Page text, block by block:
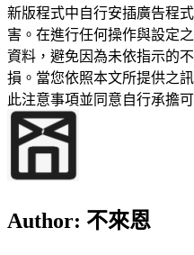
新版程式中自行安插廣告程
害。在進行任何操作與設定
資料，避免因為未依指示的
損。當您依照本文所提供之
此注意事項並同意自行承擔
Author: 不來恩